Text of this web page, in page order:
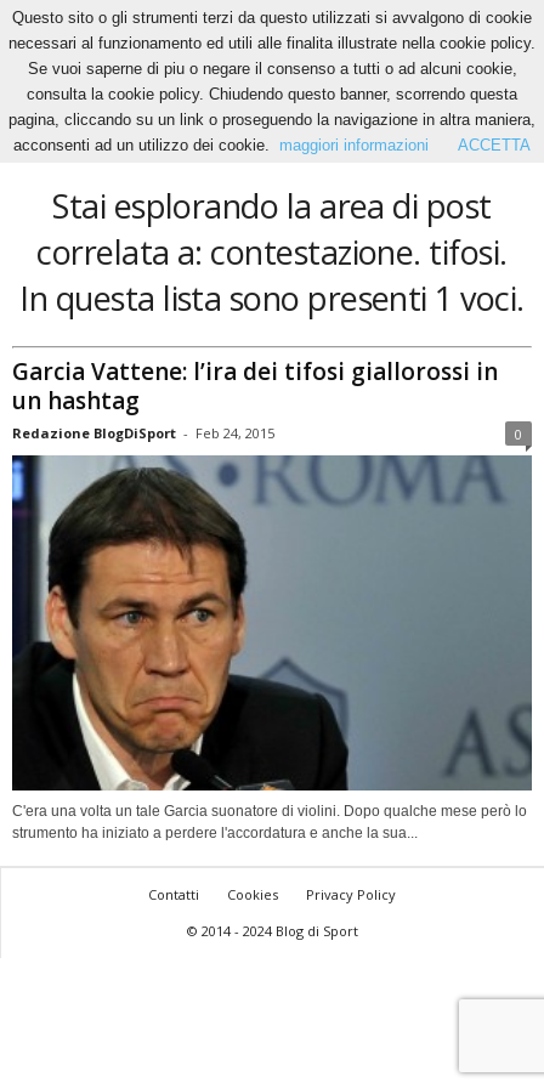
Home Tags Contestazione. tifosi
contestazione. tifosi
Stai esplorando la area di post
correlata a: contestazione. tifosi.
In questa lista sono presenti 1 voci.
Garcia Vattene: l’ira dei tifosi giallorossi in
un hashtag
Redazione BlogDiSport - Feb 24, 2015 0
C'era una volta un tale Garcia suonatore di violini. Dopo qualche mese però lo
strumento ha iniziato a perdere l'accordatura e anche la sua...
Contatti Cookies
Privacy Policy
© 2014 - 2024 Blog di Sport
Questo sito o gli strumenti terzi da questo utilizzati si avvalgono di cookie
necessari al funzionamento ed utili alle finalita illustrate nella cookie policy.
Se vuoi saperne di piu o negare il consenso a tutti o ad alcuni cookie,
consulta la cookie policy. Chiudendo questo banner, scorrendo questa
pagina, cliccando su un link o proseguendo la navigazione in altra maniera,
acconsenti ad un utilizzo dei cookie.
maggiori informazioni ACCETTA